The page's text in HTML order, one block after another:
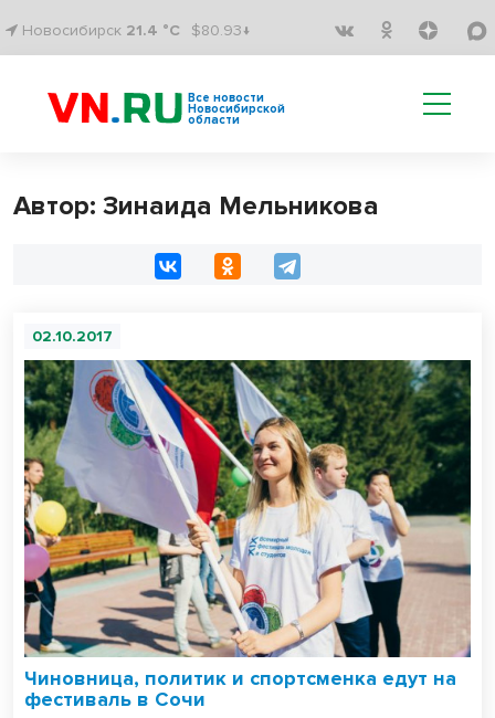
Новосибирск 21.4 °C $80.93↓
Все новости
Новосибирской
области
Автор: Зинаида Мельникова
02.10.2017
Чиновница, политик и спортсменка едут на
фестиваль в Сочи